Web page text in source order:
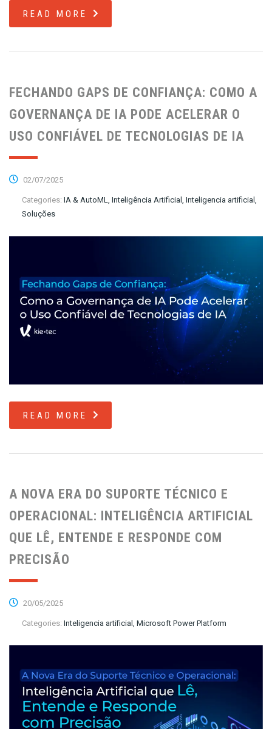
READ MORE
FECHANDO GAPS DE CONFIANÇA: COMO A
GOVERNANÇA DE IA PODE ACELERAR O
USO CONFIÁVEL DE TECNOLOGIAS DE IA
02/07/2025
Categories: IA & AutoML, Inteligência Artificial, Inteligencia artificial,
Soluções
READ MORE
A NOVA ERA DO SUPORTE TÉCNICO E
OPERACIONAL: INTELIGÊNCIA ARTIFICIAL
QUE LÊ, ENTENDE E RESPONDE COM
PRECISÃO
20/05/2025
Categories: Inteligencia artificial, Microsoft Power Platform